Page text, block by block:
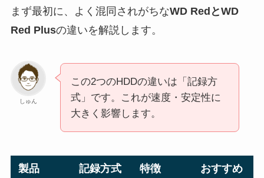
まず最初に、よく混同されがちなWD RedとWD
Red Plusの違いを解説します。
しゅん
この2つのHDDの違いは「記録方
式」です。これが速度・安定性に
大きく影響します。
製品 記録方式 特徴
おすすめ